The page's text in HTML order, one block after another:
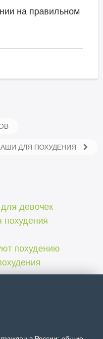
на правильном
ДЛЯ ПОХУДЕНИЯ
девочек
похудения
похудению